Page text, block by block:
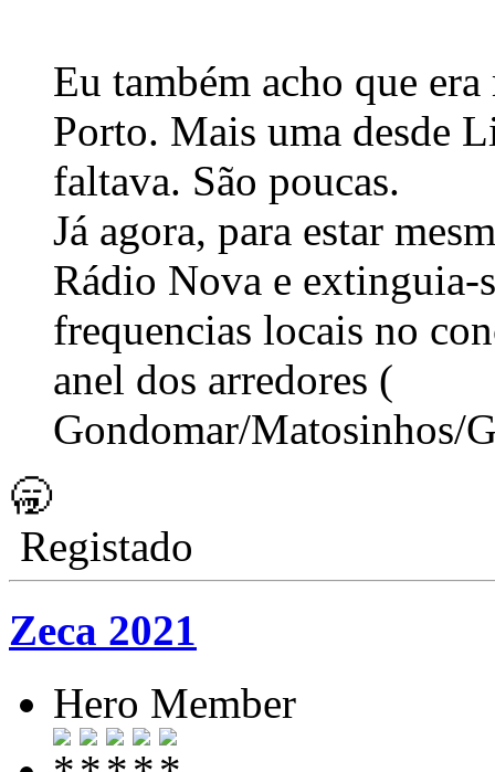
Eu também acho que
Porto. Mais uma desde
faltava. São poucas.
Já agora, para estar
Rádio Nova e extinguia-
frequencias locais no
anel dos arredores (
Gondomar/Matosinhos/
🥱
Registado
Zeca 2021
Hero Member